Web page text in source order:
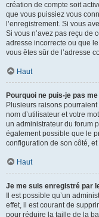
création de compte soit
que vous puissiez vous
l’enregistrement. Si vous
Si vous n’avez pas reçu de
adresse incorrecte ou que
vous êtes sûr de l’adresse
Haut
Pourquoi ne puis-je pas
Plusieurs raisons
nom d’utilisateur et votre
un administrateur du forum
également possible que le
configuration de son côté, et
Haut
Je me suis enregistré par
Il est possible qu’un
effet, il est courant de
pour réduire la taille de la